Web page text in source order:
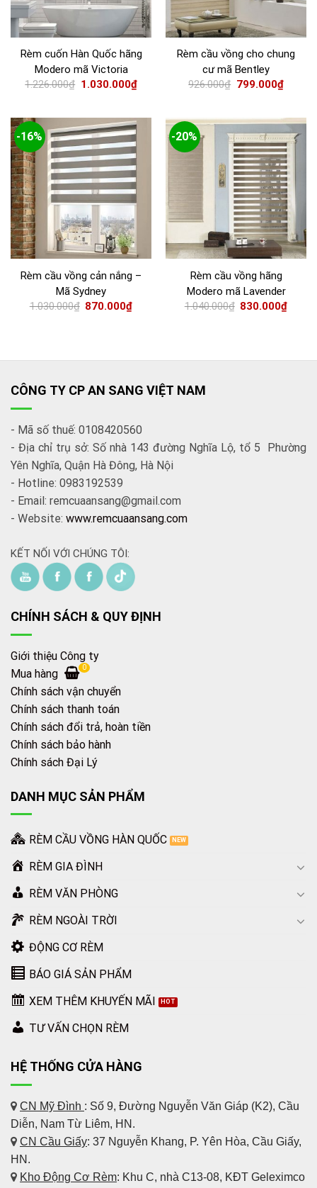
Rèm cuốn Hàn Quốc hãng
Modero mã Victoria
1.226.000₫ 1.030.000₫
Rèm cầu vồng cho chung
cư mã Bentley
926.000₫ 799.000₫
-16%
Rèm cầu vồng cản nắng –
Mã Sydney
1.030.000₫ 870.000₫
-20%
Rèm cầu vồng hãng
Modero mã Lavender
1.040.000₫ 830.000₫
CÔNG TY CP AN SANG VIỆT NAM
- Mã số thuế: 0108420560
- Địa chỉ trụ sở: Số nhà 143 đường Nghĩa Lộ, tổ 5 Phường
Yên Nghĩa, Quận Hà Đông, Hà Nội
- Hotline: 0983192539
- Email: remcuaansang@gmail.com
- Website: www.remcuaansang.com
KẾT NỐI VỚI CHÚNG TÔI:
CHÍNH SÁCH & QUY ĐỊNH
Giới thiệu Công ty
Mua hàng
0
Chính sách vận chuyển
Chính sách thanh toán
Chính sách đổi trả, hoàn tiền
Chính sách bảo hành
Chính sách Đại Lý
DANH MỤC SẢN PHẨM
RÈM CẦU VỒNG HÀN QUỐC
RÈM GIA ĐÌNH
RÈM VĂN PHÒNG
RÈM NGOÀI TRỜI
ĐỘNG CƠ RÈM
BÁO GIÁ SẢN PHẨM
XEM THÊM KHUYẾN MÃI
TƯ VẤN CHỌN RÈM
HỆ THỐNG CỬA HÀNG
CN Mỹ Đình : Số 9, Đường Nguyễn Văn Giáp (K2), Cầu
Diễn, Nam Từ Liêm, HN.
CN Cầu Giấy: 37 Nguyễn Khang, P. Yên Hòa, Cầu Giấy,
HN.
Kho Động Cơ Rèm: Khu C, nhà C13-08, KĐT Geleximco